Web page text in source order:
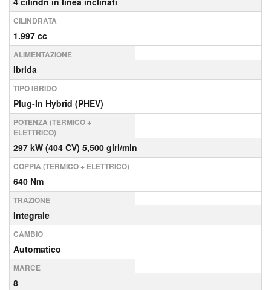
CILINDRATA
1.997 cc
ALIMENTAZIONE
Ibrida
TIPO IBRIDO
Plug-In Hybrid (PHEV)
POTENZA (TERMICO +
ELETTRICO)
297 kW (404 CV) 5,500 giri/min
COPPIA (TERMICO + ELETTRICO)
640 Nm
TRAZIONE
Integrale
CAMBIO
Automatico
MARCE
8